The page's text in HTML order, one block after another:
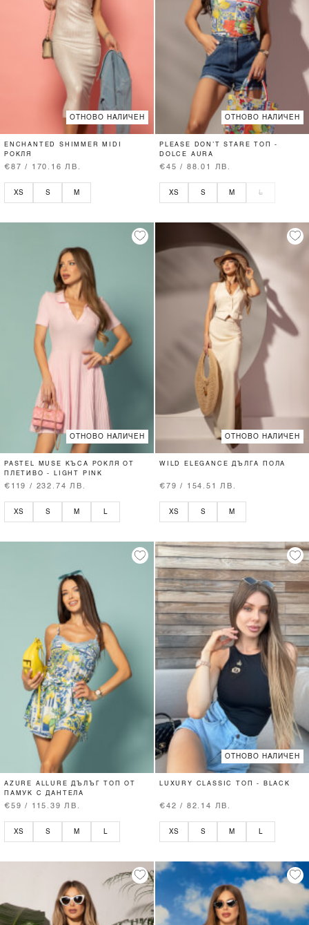
ОТНОВО НАЛИЧЕН
ENCHANTED SHIMMER MIDI
РОКЛЯ
€87 / 170.16 ЛВ.
XS S M
ОТНОВО НАЛИЧЕН
PLEASE DON’T STARE ТОП -
DOLCE AURA
€45 / 88.01 ЛВ.
XS S M L
ОТНОВО НАЛИЧЕН
PASTEL MUSE КЪСА РОКЛЯ ОТ
ПЛЕТИВО - LIGHT PINK
€119 / 232.74 ЛВ.
XS S M L
ОТНОВО НАЛИЧЕН
WILD ELEGANCE ДЪЛГА ПОЛА
€79 / 154.51 ЛВ.
XS S M
AZURE ALLURE ДЪЛЪГ ТОП ОТ
ПАМУК С ДАНТЕЛА
€59 / 115.39 ЛВ.
XS S M
ОТНОВО НАЛИЧЕН
LUXURY CLASSIC ТОП - BLACK
€42 / 82.14 ЛВ.
XS S M